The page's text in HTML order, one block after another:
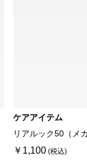
ケアアイテム
リアルック50（メ
￥1,100